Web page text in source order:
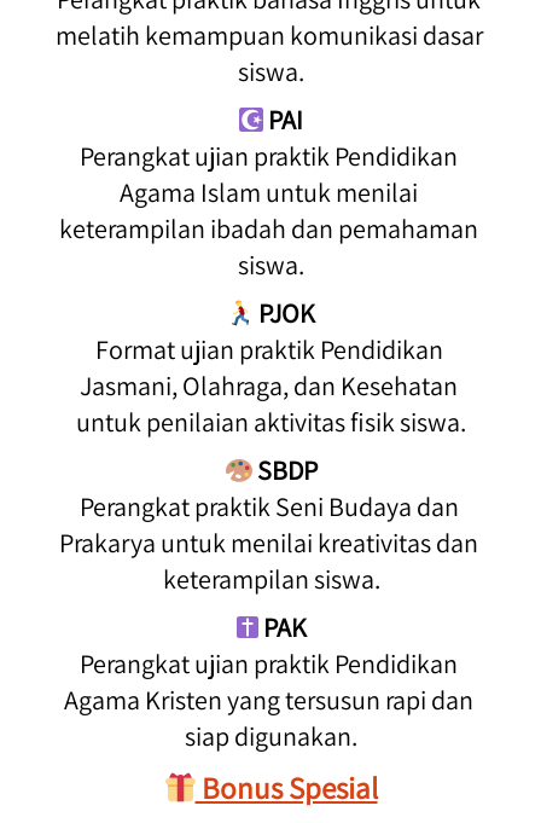
melatih kemampuan komunikasi dasar
siswa.
PAI
Perangkat ujian praktik Pendidikan
Agama Islam untuk menilai
keterampilan ibadah dan pemahaman
siswa.
PJOK
Format ujian praktik Pendidikan
Jasmani, Olahraga, dan Kesehatan
untuk penilaian aktivitas fisik siswa.
SBDP
Perangkat praktik Seni Budaya dan
Prakarya untuk menilai kreativitas dan
keterampilan siswa.
PAK
Perangkat ujian praktik Pendidikan
Agama Kristen yang tersusun rapi dan
siap digunakan.
Bonus Spesial